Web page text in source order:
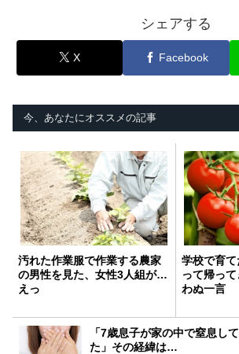
シェアする
X Facebook
今、あなたにオススメの記事
汚れた作業服で作業する農家
の男性を見た、女性3人組が…
えっ
学校で育
って帰っ
わぬ一言
「7歳息子が家の中で窒息し
た」その経緯は…